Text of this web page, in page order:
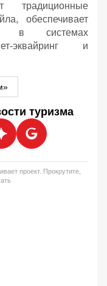
традиционные
обеспечивает
в системах
эквайринг и
туризма
проект. Прокрутите,